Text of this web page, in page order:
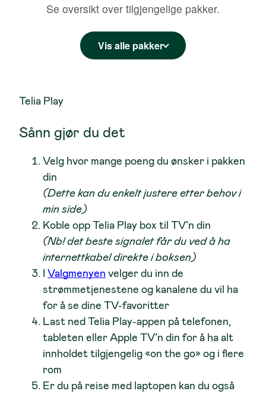
3 poeng 1 poeng
1 poeng
1 poeng 5 poeng
50 poeng 2 poeng
Se oversikt over tilgjengelige pakker.
Vis alle pakker
Telia Play
Sånn gjør du det
Velg hvor mange poeng du ønsker i pakken
din
(Dette kan du enkelt justere etter behov i
min side)
Koble opp Telia Play box til TV’n din
(Nb! det beste signalet får du ved å ha
internettkabel direkte i boksen)
I Valgmenyen velger du inn de
strømmetjenestene og kanalene du vil ha
for å se dine TV-favoritter
Last ned Telia Play-appen på telefonen,
tableten eller Apple TV’n din for å ha alt
innholdet tilgjengelig «on the go» og i flere
rom
Er du på reise med laptopen kan du også